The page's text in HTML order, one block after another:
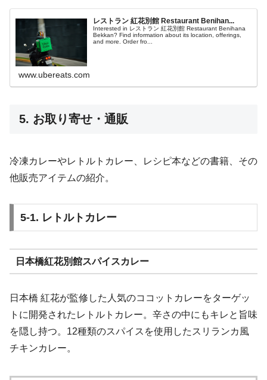
レストラン 紅花別館 Restaurant Benihan...
Interested in レストラン 紅花別館 Restaurant Benihana
Bekkan? Find information about its location, offerings,
and more. Order fro...
www.ubereats.com
5. お取り寄せ・通販
冷凍カレーやレトルトカレー、レシピ本などの書籍、その
他販売アイテムの紹介。
5-1. レトルトカレー
日本橋紅花別館スパイスカレー
日本橋 紅花が監修した人気のココットカレーをターゲッ
トに開発されたレトルトカレー。辛さの中にもキレと旨味
を隠し持つ。12種類のスパイスを使用したスリランカ風
チキンカレー。